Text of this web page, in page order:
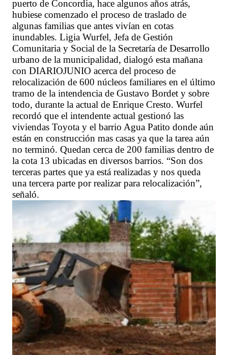
puerto de Concordia, hace algunos años atrás,
hubiese comenzado el proceso de traslado de
algunas familias que antes vivían en cotas
inundables. Ligia Wurfel, Jefa de Gestión
Comunitaria y Social de la Secretaría de Desarrollo
urbano de la municipalidad, dialogó esta mañana
con DIARIOJUNIO acerca del proceso de
relocalización de 600 núcleos familiares en el último
tramo de la intendencia de Gustavo Bordet y sobre
todo, durante la actual de Enrique Cresto. Wurfel
recordó que el intendente actual gestionó las
viviendas Toyota y el barrio Agua Patito donde aún
están en construcción mas casas ya que la tarea aún
no terminó. Quedan cerca de 200 familias dentro de
la cota 13 ubicadas en diversos barrios. “Son dos
terceras partes que ya está realizadas y nos queda
una tercera parte por realizar para relocalización”,
señaló.